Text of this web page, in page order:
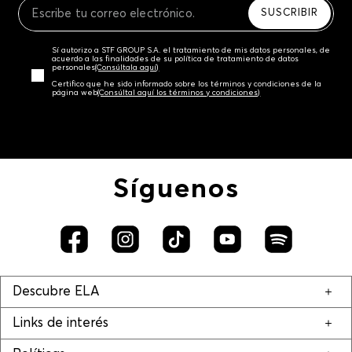
SUSCRIBIR
Sí autorizo a STF GROUP S.A. el tratamiento de mis datos personales, de
acuerdo a las finalidades de su política de tratamiento de datos
personales‎(Consúltala aquí)
Certifico que he sido informado sobre los términos y condiciones de la
página web‎(Consúltal aquí los términos y condiciones)
Síguenos
Descubre ELA
Links de interés